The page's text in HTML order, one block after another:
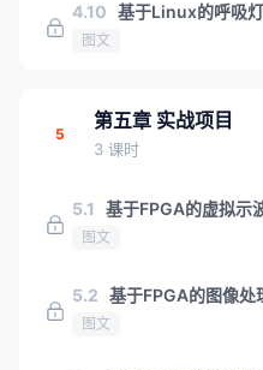
4.10 基于Linux的呼吸
图文
5
第五章 实战项目
3 课时
5.1 基于FPGA的虚拟示
图文
5.2 基于FPGA的图像处
图文